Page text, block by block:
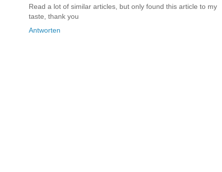
Read a lot of similar articles, but only found this article to my
taste, thank you
Antworten